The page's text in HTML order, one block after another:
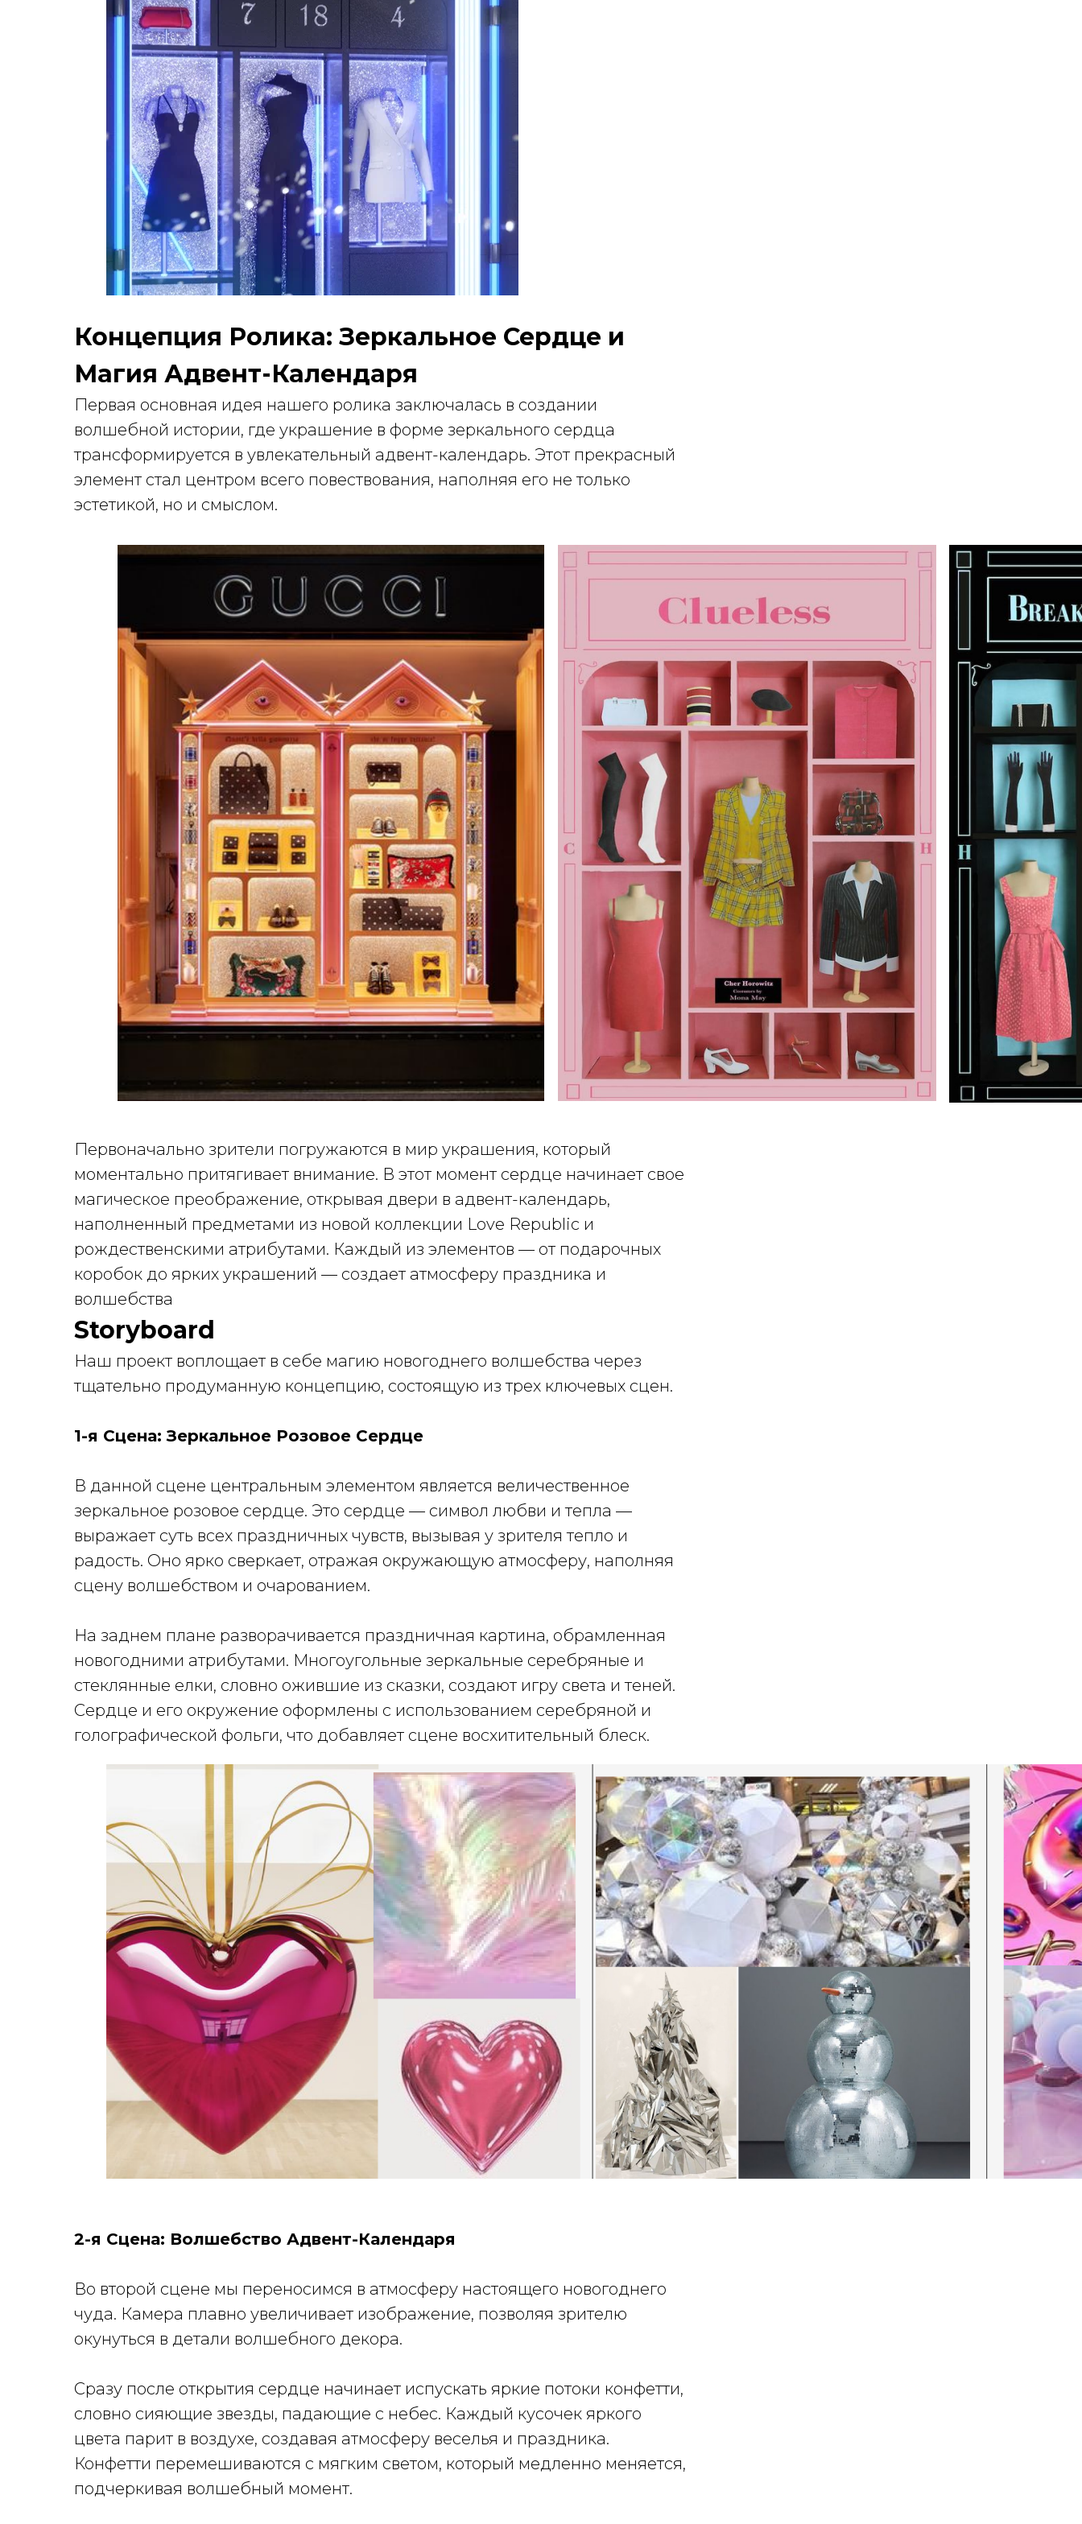
Концепция Ролика: Зеркальное Сердце и
Магия Адвент-Календаря
Первая основная идея нашего ролика заключалась в создании
волшебной истории, где украшение в форме зеркального сердца
трансформируется в увлекательный адвент-календарь. Этот прекрасный
элемент стал центром всего повествования, наполняя его не только
эстетикой, но и смыслом.
Первоначально зрители погружаются в мир украшения, который
моментально притягивает внимание. В этот момент сердце начинает свое
магическое преображение, открывая двери в адвент-календарь,
наполненный предметами из новой коллекции Love Republic и
рождественскими атрибутами. Каждый из элементов — от подарочных
коробок до ярких украшений — создает атмосферу праздника и
волшебства
Storyboard
Наш проект воплощает в себе магию новогоднего волшебства через
тщательно продуманную концепцию, состоящую из трех ключевых сцен.
1-я Сцена: Зеркальное Розовое Сердце
В данной сцене центральным элементом является величественное
зеркальное розовое сердце. Это сердце — символ любви и тепла —
выражает суть всех праздничных чувств, вызывая у зрителя тепло и
радость. Оно ярко сверкает, отражая окружающую атмосферу, наполняя
сцену волшебством и очарованием.
На заднем плане разворачивается праздничная картина, обрамленная
новогодними атрибутами. Многоугольные зеркальные серебряные и
стеклянные елки, словно ожившие из сказки, создают игру света и теней.
Сердце и его окружение оформлены с использованием серебряной и
голографической фольги, что добавляет сцене восхитительный блеск.
2-я Сцена: Волшебство Адвент-Календаря
Во второй сцене мы переносимся в атмосферу настоящего новогоднего
чуда. Камера плавно увеличивает изображение, позволяя зрителю
окунуться в детали волшебного декора.
Сразу после открытия сердце начинает испускать яркие потоки конфетти,
словно сияющие звезды, падающие с небес. Каждый кусочек яркого
цвета парит в воздухе, создавая атмосферу веселья и праздника.
Конфетти перемешиваются с мягким светом, который медленно меняется,
подчеркивая волшебный момент.